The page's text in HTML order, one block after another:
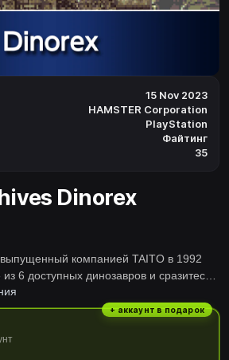
15 Nov 2023
HAMSTER Corporation
PlayStation
Файтинг
35
Dinorex
компанией TAITO в 1992
6 доступных динозавров и сразитесь с
завоевать титул динорекса - короля
различных предметов и оружия в
вам преимущество в бою.Серия
воспроизвела множество классических
+ аккаунт в подарок